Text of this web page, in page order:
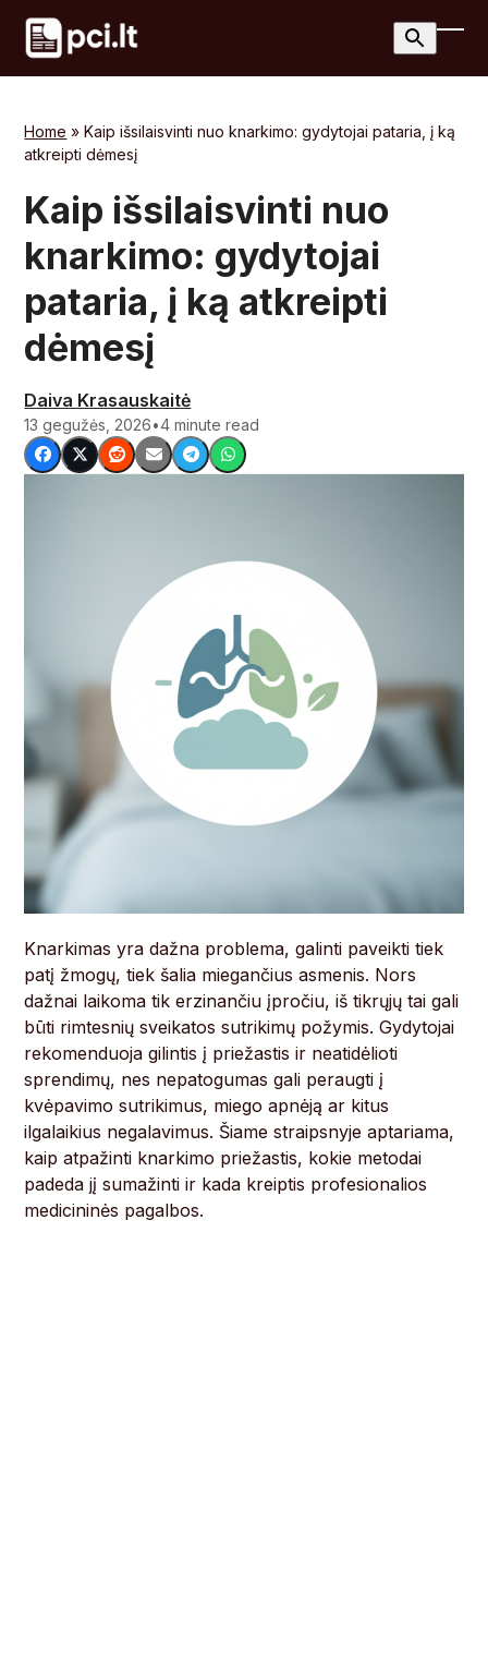
Skip
content
Home »Kaip išsilaisvinti nuo knarkimo: gydytojai pataria, į ką
atkreipti dėmesį
Kaip išsilaisvinti nuo
knarkimo: gydytojai
pataria, į ką atkreipti
dėmesį
Daiva Krasauskaitė
13 gegužės, 2026•4 minute read
Knarkimas yra dažna problema, galinti paveikti tiek
patį žmogų, tiek šalia miegančius asmenis. Nors
dažnai laikoma tik erzinančiu įpročiu, iš tikrųjų tai gali
būti rimtesnių sveikatos sutrikimų požymis. Gydytojai
rekomenduoja gilintis į priežastis ir neatidėlioti
sprendimų, nes nepatogumas gali peraugti į
kvėpavimo sutrikimus, miego apnėją ar kitus
ilgalaikius negalavimus. Šiame straipsnyje aptariama,
kaip atpažinti knarkimo priežastis, kokie metodai
padeda jį sumažinti ir kada kreiptis profesionalios
medicininės pagalbos.